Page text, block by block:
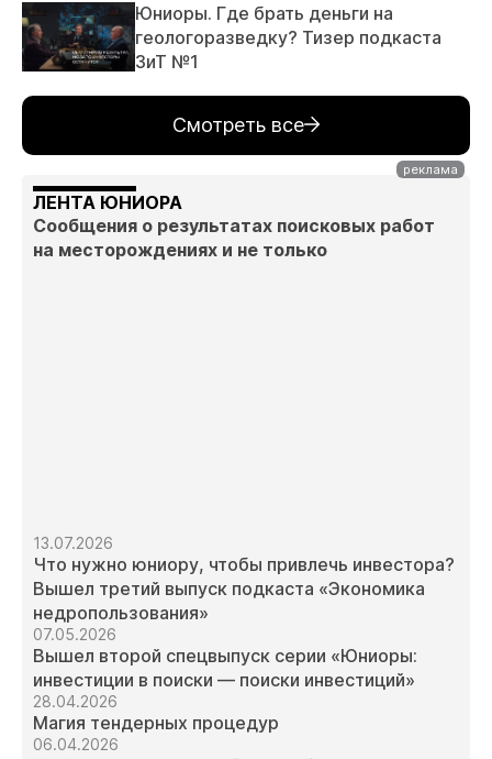
Юниоры. Где брать деньги на
геологоразведку? Тизер подкаста
ЗиТ №1
Смотреть все
ЛЕНТА ЮНИОРА
Сообщения о результатах поисковых работ
на месторождениях и не только
13.07.2026
Что нужно юниору, чтобы привлечь инвестора?
Вышел третий выпуск подкаста «Экономика
недропользования»
07.05.2026
Вышел второй спецвыпуск серии «Юниоры:
инвестиции в поиски — поиски инвестиций»
28.04.2026
Магия тендерных процедур
06.04.2026